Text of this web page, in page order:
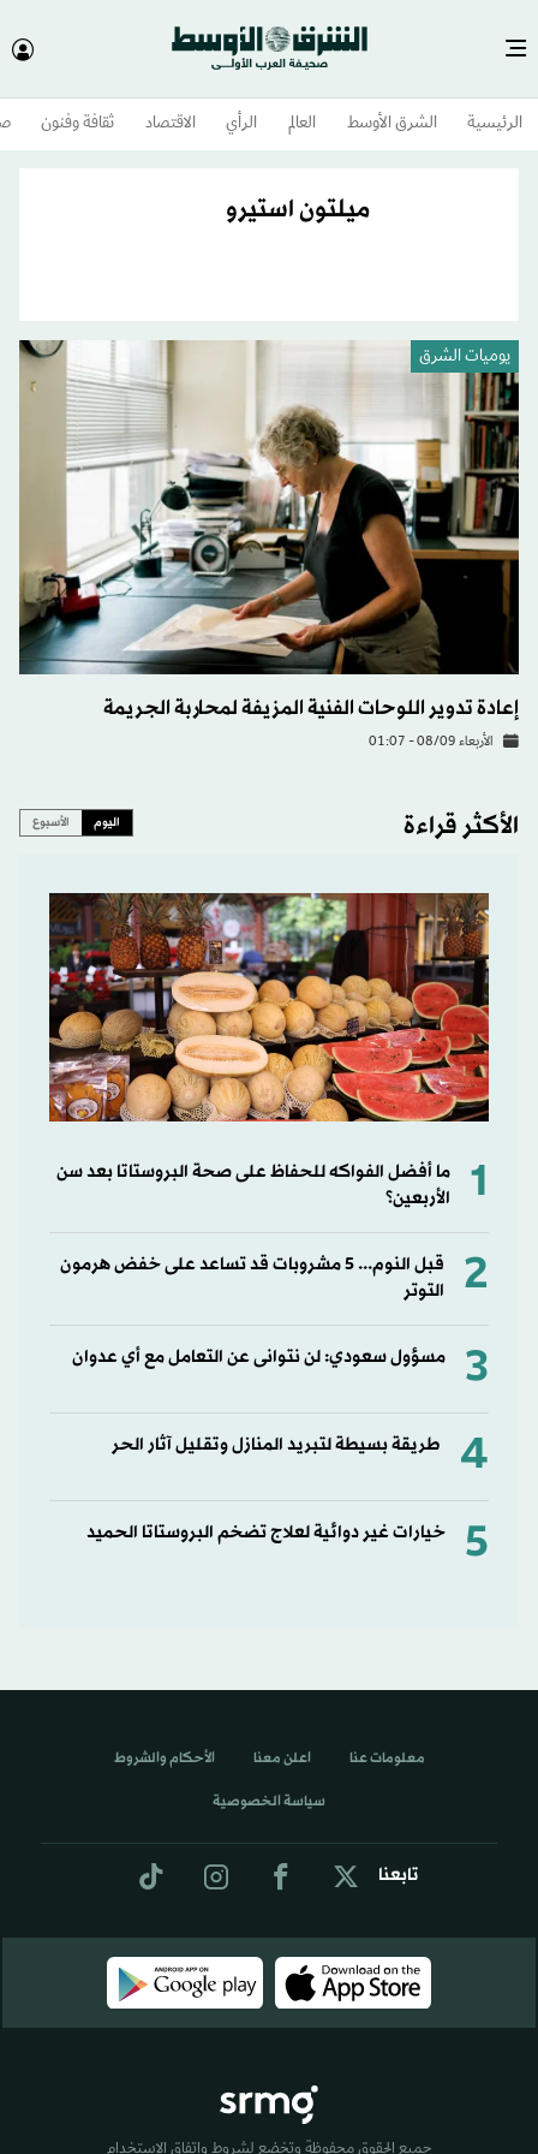
الرئيسية الشرق الأوسط​ العالم الرأي الاقتصاد ثقافة وفنون
ميلتون استيرو
يوميات الشرق
إعادة تدوير اللوحات الفنية المزيفة لمحاربة الجريمة
الأربعاء 08/09 - 01:07
الأكثر قراءة اليوم الأسبوع
1
ما أفضل الفواكه للحفاظ على صحة البروستاتا بعد سن
الأربعين؟
2
قبل النوم... 5 مشروبات قد تساعد على خفض هرمون
التوتر
3 مسؤول سعودي: لن نتوانى عن التعامل مع أي عدوان
4 طريقة بسيطة لتبريد المنازل وتقليل آثار الحر
5 خيارات غير دوائية لعلاج تضخم البروستاتا الحميد
تابعنا
معلومات عنا اعلن معنا الأحكام والشروط
سياسة الخصوصية